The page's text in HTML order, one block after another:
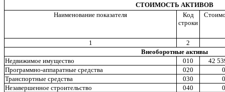
СТОИМОСТЬ АКТИВОВ
Наименование показателя
Код
строки
1
2
Внеоборотные активы
Недвижимое имущество
010
42
Программно-аппаратные средства
020
Транспортные средства
030
Незавершенное строительство
040